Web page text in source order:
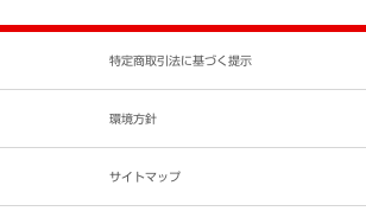
等の請求の手続きについて
特定商取引法に基づく提示
環境方針
サイトマップ